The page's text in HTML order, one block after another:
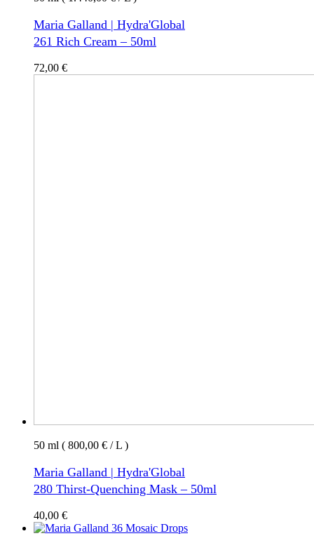
Maria Galland | Hydra'Global
261 Rich Cream – 50ml
72,00 €
50 ml ( 800,00 € / L )
Maria Galland | Hydra'Global
280 Thirst-Quenching Mask – 50ml
40,00 €